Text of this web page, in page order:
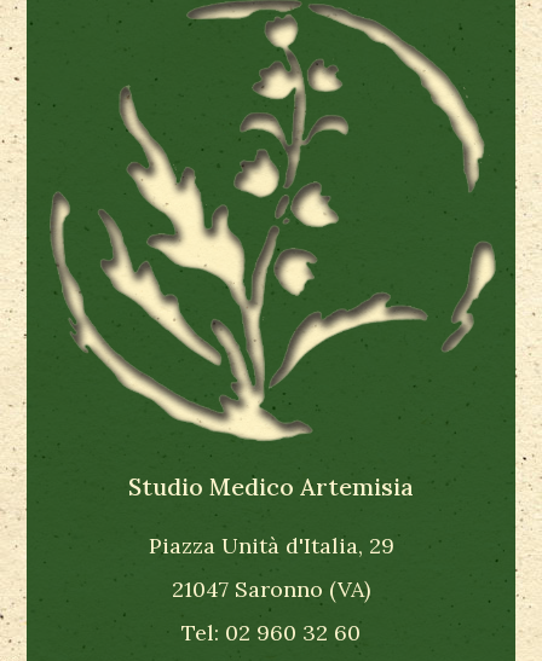
Studio Medico Artemisia
Piazza Unità d'Italia, 29
21047 Saronno (VA)
Tel: 02 960 32 60